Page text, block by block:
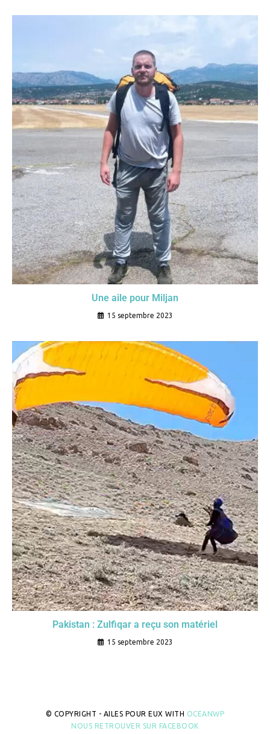
Une aile pour Miljan
15 septembre 2023
Pakistan : Zulfiqar a reçu son matériel
15 septembre 2023
© COPYRIGHT - AILES POUR EUX WITH OCEANWP
NOUS RETROUVER SUR FACEBOOK